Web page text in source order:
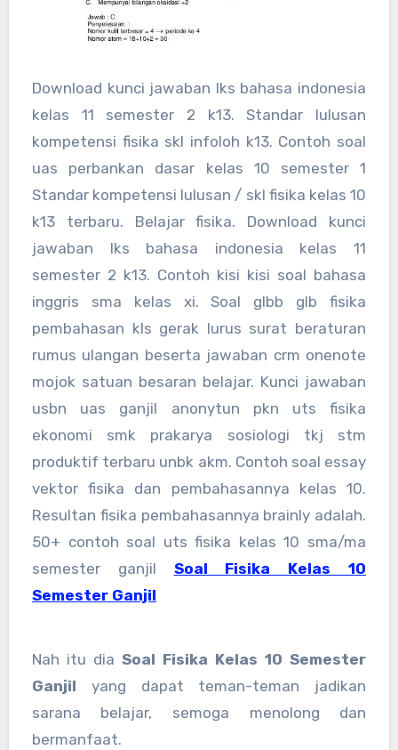
Download kunci jawaban lks bahasa indonesia
kelas 11 semester 2 k13. Standar lulusan
kompetensi fisika skl infoloh k13. Contoh soal
uas perbankan dasar kelas 10 semester 1
Standar kompetensi lulusan / skl fisika kelas 10
k13 terbaru. Belajar fisika. Download kunci
jawaban lks bahasa indonesia kelas 11
semester 2 k13. Contoh kisi kisi soal bahasa
inggris sma kelas xi. Soal glbb glb fisika
pembahasan kls gerak lurus surat beraturan
rumus ulangan beserta jawaban crm onenote
mojok satuan besaran belajar. Kunci jawaban
usbn uas ganjil anonytun pkn uts fisika
ekonomi smk prakarya sosiologi tkj stm
produktif terbaru unbk akm. Contoh soal essay
vektor fisika dan pembahasannya kelas 10.
Resultan fisika pembahasannya brainly adalah.
50+ contoh soal uts fisika kelas 10 sma/ma
semester ganjil Soal Fisika Kelas 10
Semester Ganjil
Nah itu dia Soal Fisika Kelas 10 Semester
Ganjil yang dapat teman-teman jadikan
sarana belajar, semoga menolong dan
bermanfaat.